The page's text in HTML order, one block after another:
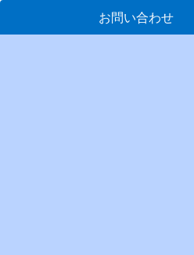
お問い合わせ